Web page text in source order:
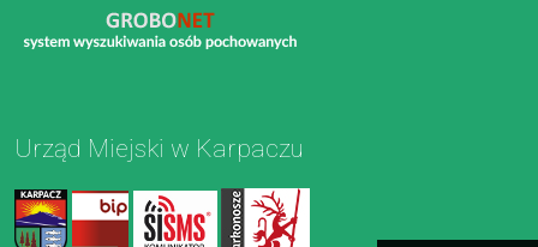
Urząd Miejski w Karpaczu